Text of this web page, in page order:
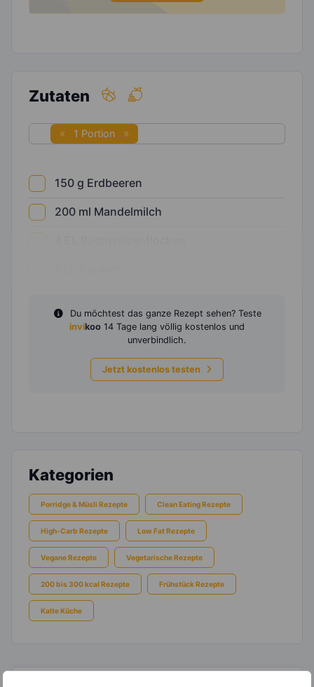
Zutaten
1 Portion
150 g Erdbeeren
200 ml Mandelmilch
Du möchtest das ganze Rezept sehen? Teste
invikoo 14 Tage lang völlig kostenlos und
unverbindlich.
Jetzt kostenlos testen
Kategorien
Porridge & Müsli Rezepte Clean Eating Rezepte
High-Carb Rezepte Low Fat Rezepte
Vegane Rezepte Vegetarische Rezepte
200 bis 300 kcal Rezepte Frühstück Rezepte
Kalte Küche